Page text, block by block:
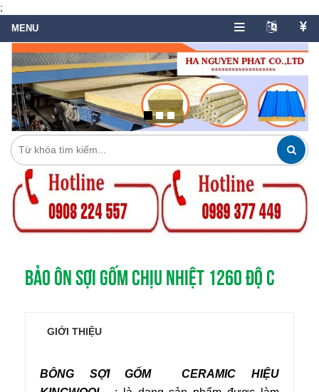
;
BẢO ÔN SỢI GỐM CHỊU NHIỆT 1260 ĐỘ C
GIỚI THIỆU
BÔNG SỢI GỐM CERAMIC HIỆU